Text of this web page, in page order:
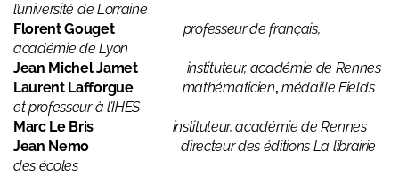
l’université de Lorraine
Florent Gouget professeur de français,
académie de Lyon
Jean Michel Jamet instituteur, académie de Rennes
Laurent Lafforgue mathématicien, médaille Fields
et professeur à l’IHES
Marc Le Bris
instituteur, académie de Rennes
Jean Nemodirecteur des éditions La librairie
des écoles